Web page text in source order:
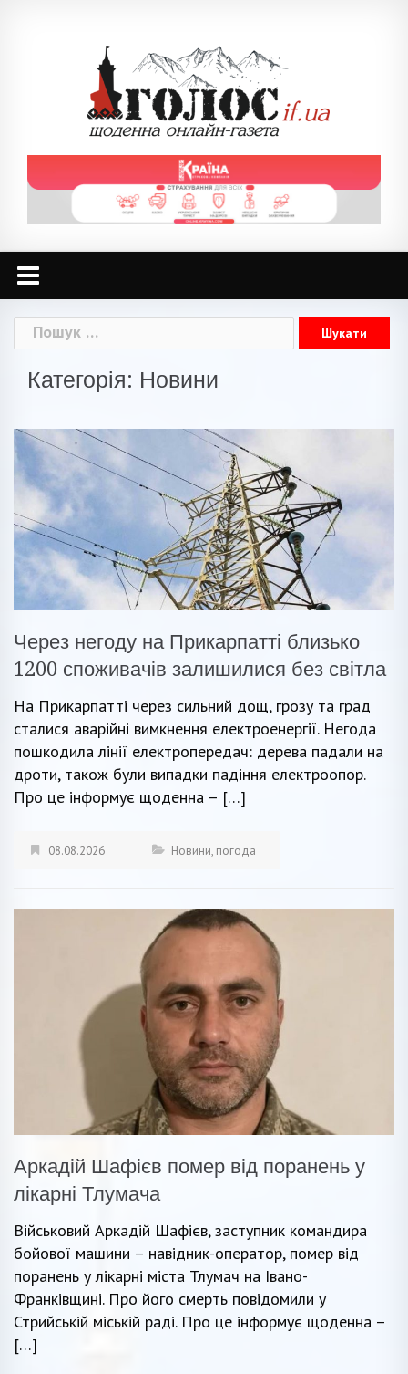
Пошук:
Категорія: Новини
Через негоду на Прикарпатті близько
1200 споживачів залишилися без світла
На Прикарпатті через сильний дощ, грозу та град
сталися аварійні вимкнення електроенергії. Негода
пошкодила лінії електропередач: дерева падали на
дроти, також були випадки падіння електроопор.
Про це інформує щоденна – […]
08.08.2026 Новини, погода
Аркадій Шафієв помер від поранень у
лікарні Тлумача
Військовий Аркадій Шафієв, заступник командира
бойової машини – навідник-оператор, помер від
поранень у лікарні міста Тлумач на Івано-
Франківщині. Про його смерть повідомили у
Стрийській міській раді. Про це інформує щоденна –
[…]